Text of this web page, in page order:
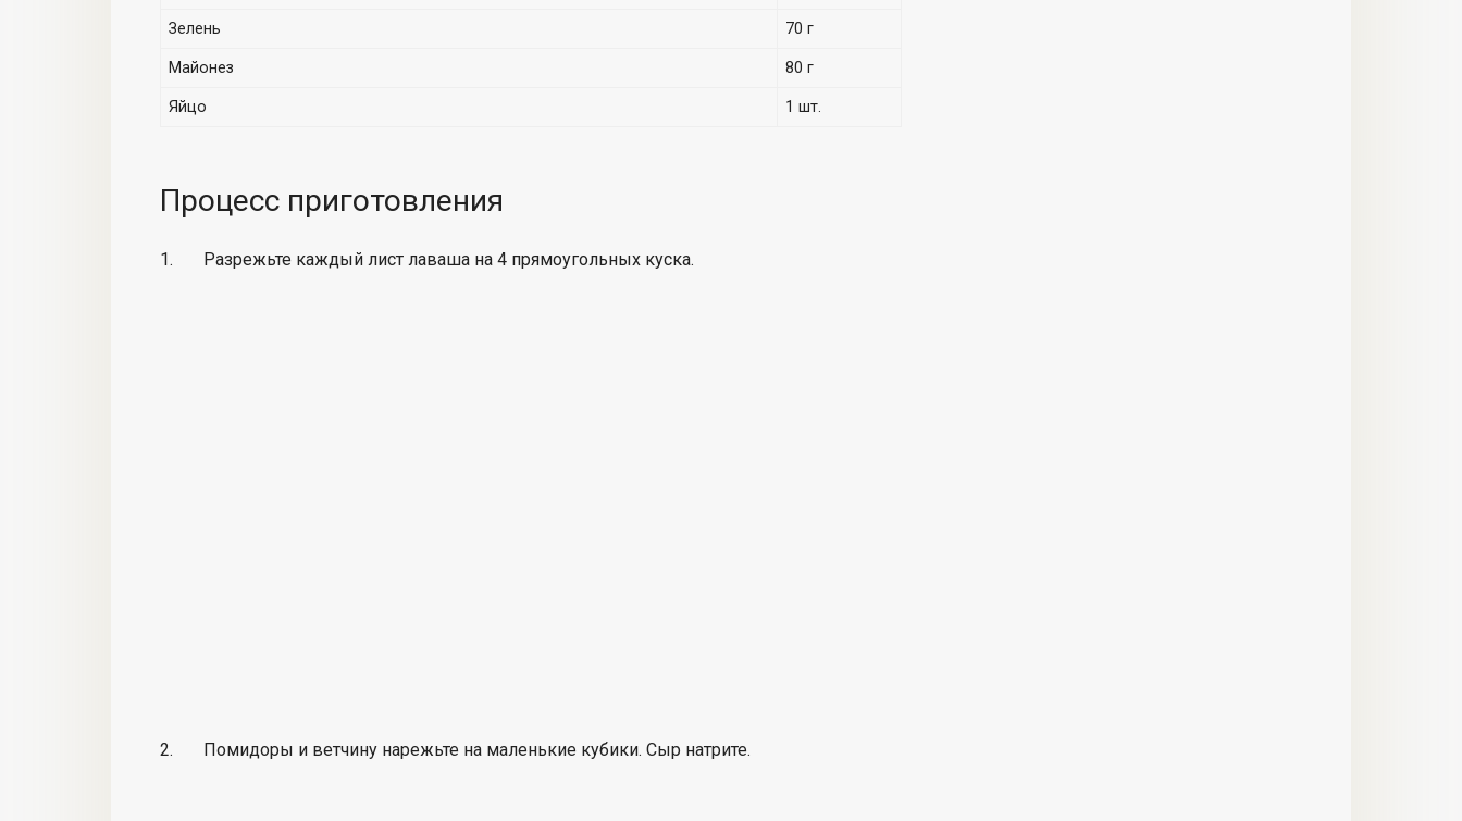
Зелень 70 г
Майонез 80 г
Яйцо 1 шт.
Процесс приготовления
Разрежьте каждый лист лаваша на 4 прямоугольных куска.
Помидоры и ветчину нарежьте на маленькие кубики. Сыр натрите.